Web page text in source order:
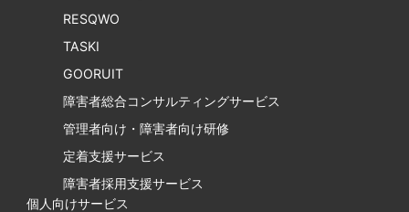
RESQWO
TASKI
GOORUIT
障害者総合コンサルティングサービス
管理者向け・障害者向け研修
定着支援サービス
障害者採用支援サービス
個人向けサービス